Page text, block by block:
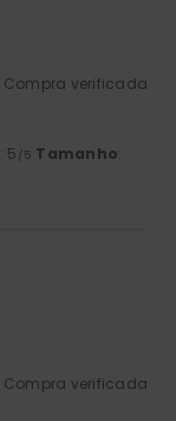
Compra verificada
: 5 /5 Tamanho:
Compra verificada